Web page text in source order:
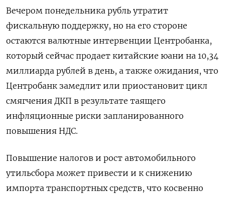
Вечером понедельника рубль утратит
фискальную поддержку, но на его стороне
остаются валютные интервенции Центробанка,
который сейчас продает китайские юани на 10,34
миллиарда рублей в день, а также ожидания, что
Центробанк замедлит или приостановит цикл
смягчения ДКП в результате таящего
инфляционные риски запланированного
повышения НДС.
Повышение налогов и рост автомобильного
утильсбора может привести и к снижению
импорта транспортных средств, что косвенно